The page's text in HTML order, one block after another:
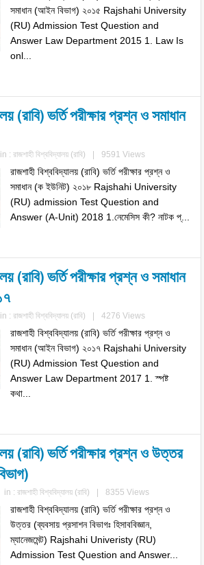
সমাধান (আইন বিভাগ) ২০১৫ Rajshahi University
(RU) Admission Test Question and
Answer Law Department 2015 1. Law Is
onl...
(রাবি) ভর্তি পরীক্ষার প্রশ্ন ও সমাধান
in :রাজশাহী বিশ্ববিদ্যালয় (রাবি) 9591 Views
রাজশাহী বিশ্ববিদ্যালয় (রাবি) ভর্তি পরীক্ষার প্রশ্ন ও
সমাধান (ক ইউনিট) ২০১৮ Rajshahi University
(RU) admission Test Question and
Answer (A-Unit) 2018 1.নেমেসিস কী? নাটক প্...
(রাবি) ভর্তি পরীক্ষার প্রশ্ন ও সমাধান
in :রাজশাহী বিশ্ববিদ্যালয় (রাবি) 4276 Views
রাজশাহী বিশ্ববিদ্যালয় (রাবি) ভর্তি পরীক্ষার প্রশ্ন ও
সমাধান (আইন বিভাগ) ২০১৭ Rajshahi University
(RU) Admission Test Question and
Answer Law Department 2017 1. স্পষ্ট
কথা...
(রাবি) ভর্তি পরীক্ষার প্রশ্ন ও উত্তর
in :রাজশাহী বিশ্ববিদ্যালয় (রাবি) 8355 Views
রাজশাহী বিশ্ববিদ্যালয় (রাবি) ভর্তি পরীক্ষার প্রশ্ন ও
উত্তর (ব্যবসায় প্রসাশন বিভাগঃ হিসাববিজ্ঞান,
ম্যানেজমেন্ট) Rajshahi Univeristy (RU)
Admission Test Question and Answer...